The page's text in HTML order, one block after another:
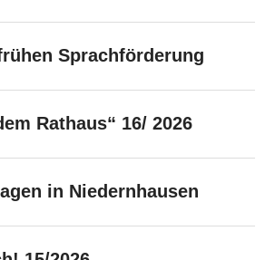
Sprachförderung
Rathaus“ 16/ 2026
in Niedernhausen